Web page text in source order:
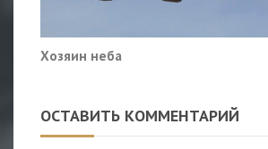
Хозяин неба
ОСТАВИТЬ КОММЕНТАРИЙ